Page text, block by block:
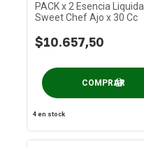
PACK x 2 Esencia Liquida
Sweet Chef Ajo x 30 Cc
$10.657,50
4en stock